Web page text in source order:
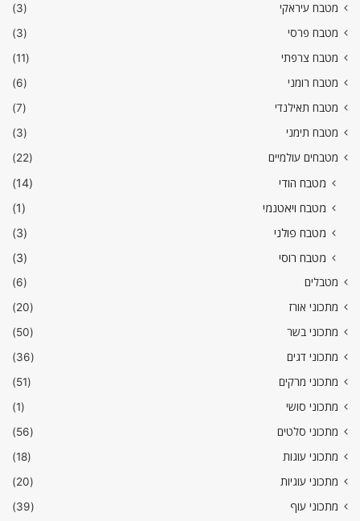
מטבח עיראקי
(3)
מטבח פרסי
(3)
מטבח צרפתי
(11)
מטבח רומני
(6)
מטבח תאילנדי
(7)
מטבח תימני
(3)
מטבחים עולמיים
(22)
מטבח הודי
(14)
מטבח ויאטנמי
(1)
מטבח פולני
(3)
מטבח רוסי
(3)
מטבלים
(6)
מתכוני אורז
(20)
מתכוני בשר
(50)
מתכוני דגים
(36)
מתכוני מרקים
(51)
מתכוני סושי
(1)
מתכוני סלטים
(56)
מתכוני עוגות
(18)
מתכוני עוגיות
(20)
מתכוני עוף
(39)